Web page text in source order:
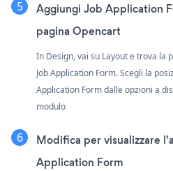
Aggiungi Job Application
pagina Opencart
In Design, vai su Layout e trova la
Job Application Form. Scegli la
Application Form dalle opzioni a
modulo
Modifica per visualizzare
Application Form